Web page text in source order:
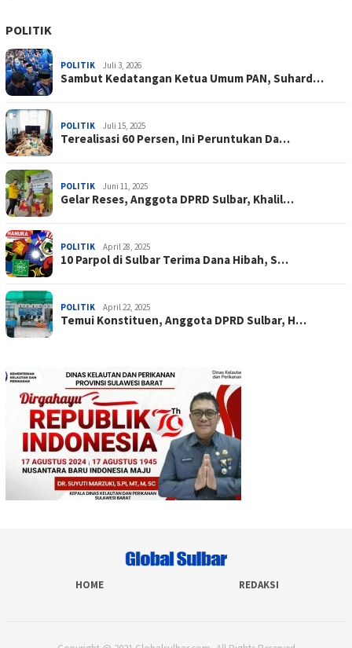
POLITIK
POLITIK Juli 3, 2026
Sambut Kedatangan Ketua Umum PAN, Suhard…
POLITIK Juli 15, 2025
Terealisasi 60 Persen, Ini Peruntukan Da…
POLITIK Juni 11, 2025
Gelar Reses, Anggota DPRD Sulbar, Khalil…
POLITIK April 28, 2025
10 Parpol di Sulbar Terima Dana Hibah, S…
POLITIK April 22, 2025
Temui Konstituen, Anggota DPRD Sulbar, H…
HOME REDAKSI